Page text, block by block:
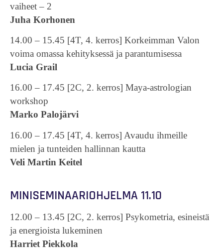
vaiheet – 2
Juha Korhonen
14.00 – 15.45 [4T, 4. kerros] Korkeimman Valon
voima omassa kehityksessä ja parantumisessa
Lucia Grail
16.00 – 17.45 [2C, 2. kerros] Maya-astrologian
workshop
Marko Palojärvi
16.00 – 17.45 [4T, 4. kerros] Avaudu ihmeille
mielen ja tunteiden hallinnan kautta
Veli Martin Keitel
MINISEMINAARIOHJELMA 11.10
12.00 – 13.45 [2C, 2. kerros] Psykometria, esineistä
ja energioista lukeminen
Harriet Piekkola